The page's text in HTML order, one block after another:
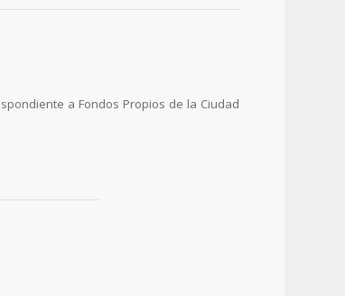
a Fondos Propios de la Ciudad